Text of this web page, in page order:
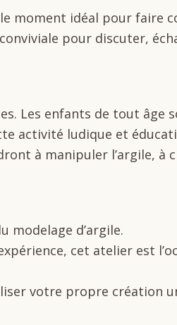
moment idéal pour faire
pour discuter,
Les enfants de tout âge
activité ludique et
à manipuler l’argile, à
modelage d’argile.
cet atelier est
votre propre création